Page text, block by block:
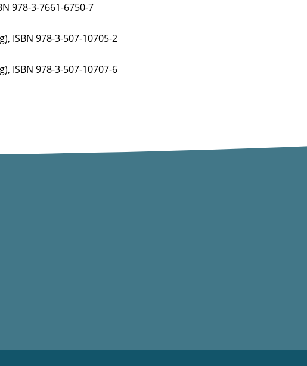
978-3-7661-6750-7
ISBN 978-3-507-10705-2
ISBN 978-3-507-10707-6